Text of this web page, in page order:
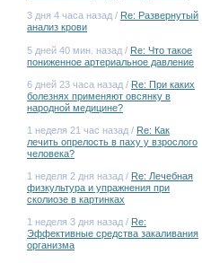
3 дня 4 часа назад / Re: Развернутый
анализ крови
5 дней 40 мин. назад / Re: Что такое
пониженное артериальное давление
6 дней 23 часа назад / Re: При каких
болезнях применяют овсянку в
народной медицине?
1 неделя 21 час назад / Re: Как
лечить опрелость в паху у взрослого
человека?
1 неделя 2 дня назад / Re: Лечебная
физкультура и упражнения при
сколиозе в картинках
1 неделя 3 дня назад / Re:
Эффективные средства закаливания
организма